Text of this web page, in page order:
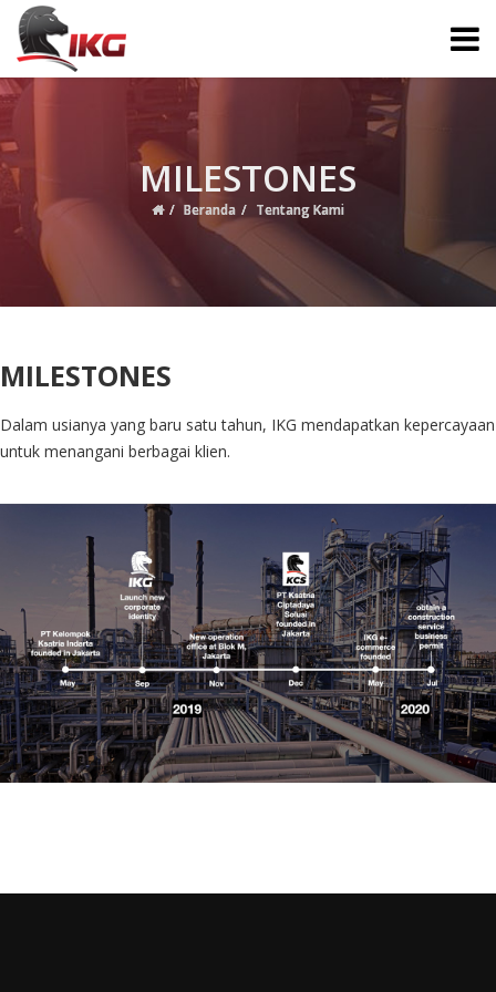
MILESTONES
Beranda Tentang Kami
MILESTONES
Dalam usianya yang baru satu tahun, IKG mendapatkan kepercayaan
untuk menangani berbagai klien.